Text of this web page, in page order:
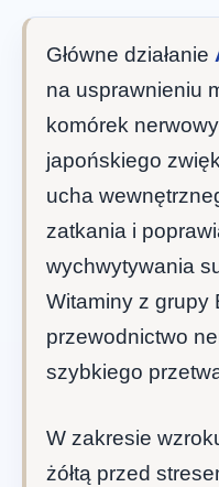
Główne działanie
na usprawnieniu
komórek
japońskiego
ucha
zatkania i
wychwytywania
Witaminy z grupy
przewodnictwo
szybkiego
W zakresie
żółtą przed